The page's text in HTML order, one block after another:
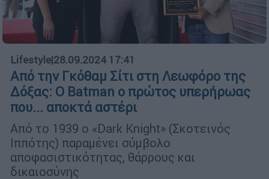
Lifestyle|28.09.2024 17:41
Από την Γκόθαμ Σίτι στη Λεωφόρο της
Δόξας: Ο Batman ο πρώτος υπερήρωας
που... αποκτά αστέρι
Από το 1939 ο «Dark Knight» (Σκοτεινός
Ιππότης) παραμένει σύμβολο
αποφασιστικότητας, θάρρους και
δικαιοσύνης